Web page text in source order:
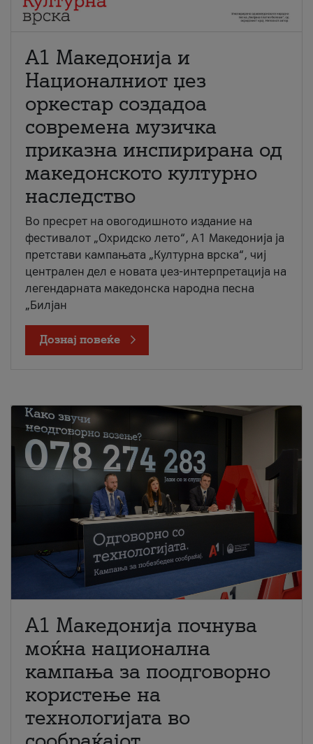
А1 Македонија и
Националниот џез
оркестар создадоа
современа музичка
приказна инспирирана од
македонското културно
наследство
Во пресрет на овогодишното издание на
фестивалот „Охридско лето“, А1 Македонија ја
претстави кампањата „Културна врска“, чиј
централен дел е новата џез-интерпретација на
легендарната македонска народна песна
„Билјан
Дознај повеќе
A1 Македонија почнува
моќна национална
кампања за поодговорно
користење на
технологијата во